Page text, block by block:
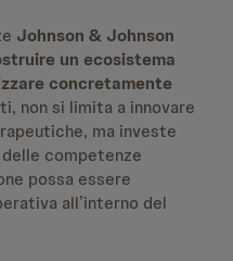
Johnson & Johnson
un ecosistema
concretamente
non si limita a innovare
ma investe
competenze
possa essere
all’interno del